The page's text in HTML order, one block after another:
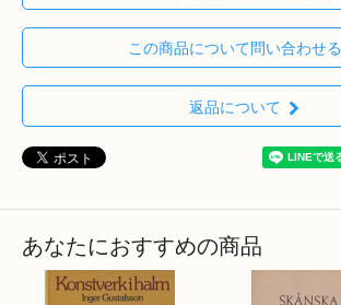
この商品について問い合わせる
返品について
あなたにおすすめの商品